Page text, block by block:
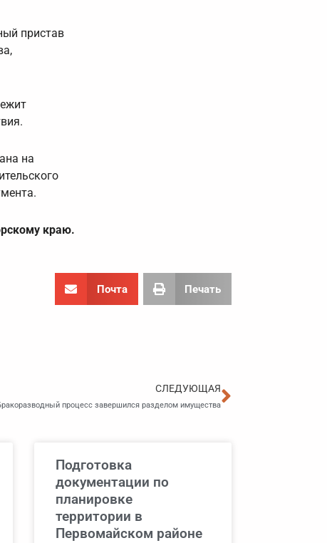
пристав
на
краю.
Почта Печать
СЛЕДУЮЩАЯ
процесс завершился разделом имущества
Подготовка
документации по
планировке
территории в
Первомайском районе